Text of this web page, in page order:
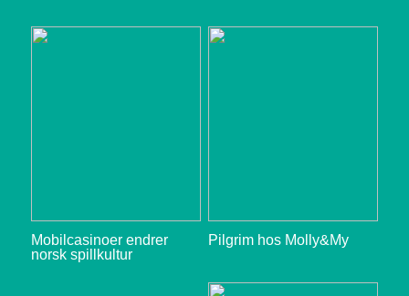
Mobilcasinoer endrer
norsk spillkultur
Pilgrim hos Molly&My